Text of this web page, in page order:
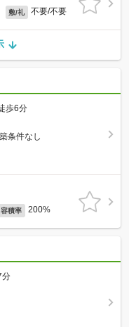
敷/礼 不要/不要
歩6分
条件なし
容積率 200%
分